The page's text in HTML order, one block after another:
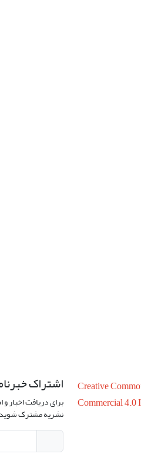
Creative
Commercial 4.0
اشتراک
برای دریافت اخبار
نشریه مشترک